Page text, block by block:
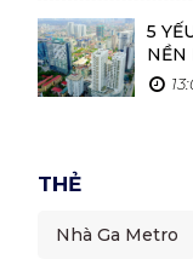
Hà Giang
Bắc Kạn
5
NỀN
THẺ
Nhà Ga Metro